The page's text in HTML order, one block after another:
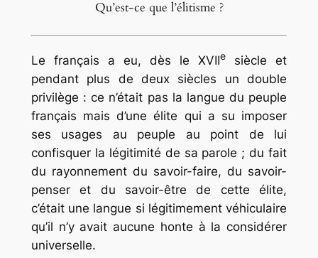
Qu’est-ce que l’élitisme ?
Le français a eu, dès le XVIIe siècle et
pendant plus de deux siècles un double
privilège : ce n’était pas la langue du peuple
français mais d’une élite qui a su imposer
ses usages au peuple au point de lui
confisquer la légitimité de sa parole ; du fait
du rayonnement du savoir-faire, du savoir-
penser et du savoir-être de cette élite,
c’était une langue si légitimement véhiculaire
qu’il n’y avait aucune honte à la considérer
universelle.